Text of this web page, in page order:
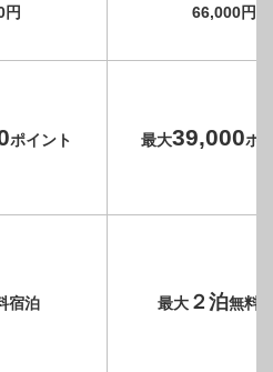
円 66,000円
ポイント 最大39,000ポ
宿泊 最大２泊無料